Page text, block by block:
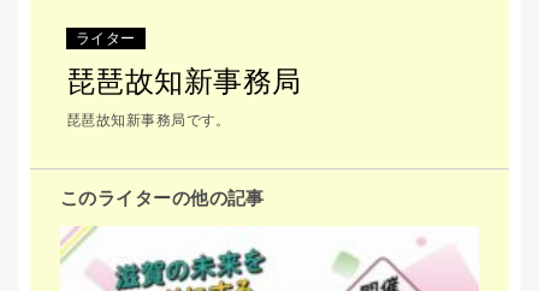
ライター
琵琶故知新事務局
琵琶故知新事務局です。
このライターの他の記事